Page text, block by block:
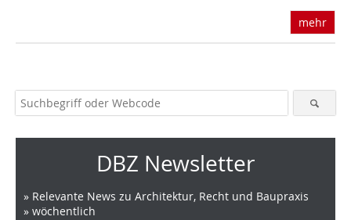
mehr
DBZ Newsletter
» Relevante News zu Architektur, Recht und Baupraxis
» wöchentlich